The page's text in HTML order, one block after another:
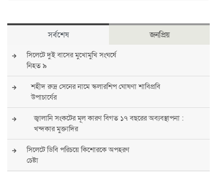
সর্বশেষ জনপ্রিয়
সিলেটে দুই বাসের মুখোমুখি সংঘর্ষে
নিহত ৯
শহীদ রুদ্র সেনের নামে স্কলারশিপ ঘোষণা শাবিপ্রবি
উপাচার্যের
জ্বালানি সংকটের মূল কারণ বিগত ১৭ বছরের অব্যবস্থাপনা :
খন্দকার মুক্তাদির
সিলেটে ডিবি পরিচয়ে কিশোরকে অপহরণ
চেষ্টা